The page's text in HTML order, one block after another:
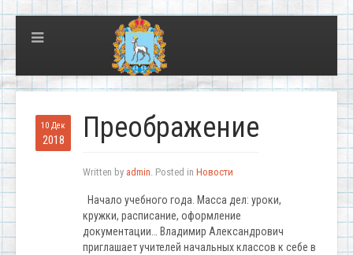
10 Дек
2018 Преображение
Written by admin. Posted in Новости
Начало учебного года. Масса дел: уроки,
кружки, расписание, оформление
документации… Владимир Александрович
приглашает учителей начальных классов к себе в